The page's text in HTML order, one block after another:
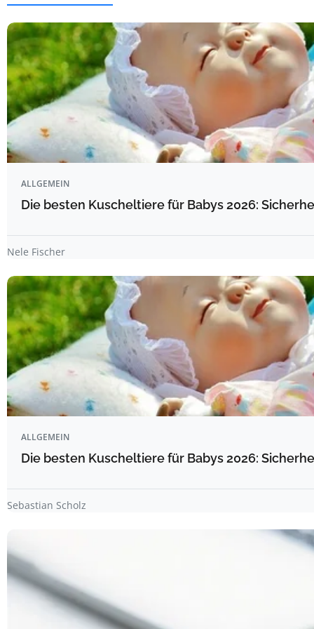
ALLGEMEIN
Die besten Kuscheltiere für Babys 2026:
Nele Fischer
ALLGEMEIN
Die besten Kuscheltiere für Babys 2026:
Sebastian Scholz